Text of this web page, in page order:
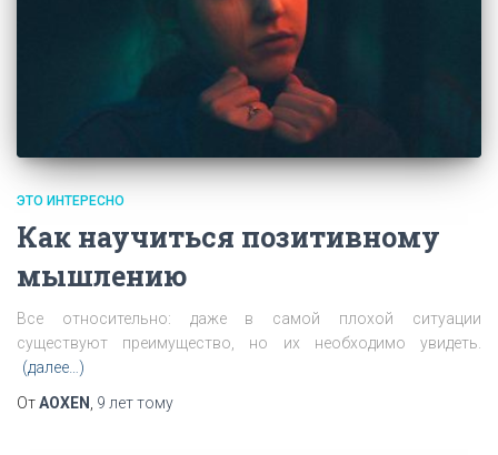
ЭТО ИНТЕРЕСНО
Как научиться позитивному
мышлению
Все относительно: даже в самой плохой ситуации
существуют преимущество, но их необходимо увидеть.
(далее…)
ОтAOXEN , 9 леттому